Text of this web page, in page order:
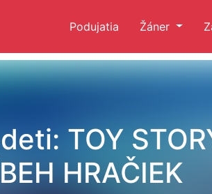
Podujatia Žáner
TOY
HRAČIEK